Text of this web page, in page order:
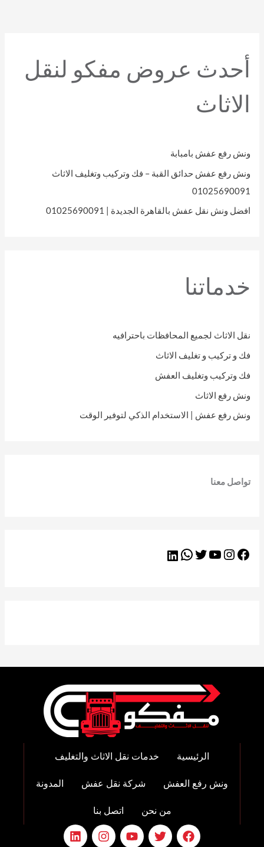
أحدث عروض مفكو لنقل
الاثاث
ونش رفع عفش بامبابة
ونش رفع عفش حدائق القبة – فك وتركيب وتغليف الاثاث
01025690091
افضل ونش نقل عفش بالقاهرة الجديدة | 01025690091
خدماتنا
نقل الاثاث لجميع المحافظات باحترافيه
فك و تركيب و تغليف الاثاث
فك وتركيب وتغليف العفش
ونش رفع الاثاث
ونش رفع عفش | الاستخدام الذكي لتوفير الوقت
تواصل معنا
الرئيسية خدمات نقل الاثاث والتغليف
ونش رفع العفش شركة نقل عفش المدونة
من نحن اتصل بنا
F
a
T
w
Y
o
I
n
L
i